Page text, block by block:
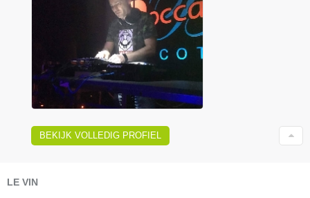
BEKIJK VOLLEDIG PROFIEL
LE VIN